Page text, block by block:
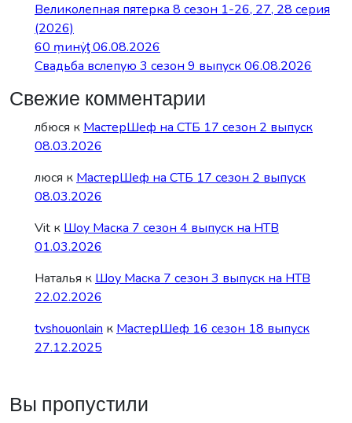
Великолепная пятерка 8 сезон 1-26, 27, 28 серия
(2026)
60 ṃинẏƫ 06.08.2026
Свадьба вслепую 3 сезон 9 выпуск 06.08.2026
Свежие комментарии
лбюся к МастерШеф на СТБ 17 сезон 2 выпуск
08.03.2026
люся к МастерШеф на СТБ 17 сезон 2 выпуск
08.03.2026
Vit к Шоу Маска 7 сезон 4 выпуск на НТВ
01.03.2026
Наталья к Шоу Маска 7 сезон 3 выпуск на НТВ
22.02.2026
tvshouonlain к МастерШеф 16 сезон 18 выпуск
27.12.2025
Вы пропустили